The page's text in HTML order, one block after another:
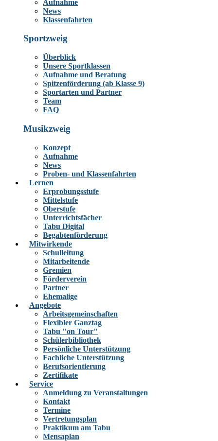
Aufnahme
News
Klassenfahrten
Sportzweig
Überblick
Unsere Sportklassen
Aufnahme und Beratung
Spitzenförderung (ab Klasse 9)
Sportarten und Partner
Team
FAQ
Musikzweig
Konzept
Aufnahme
News
Proben- und Klassenfahrten
Lernen
Erprobungsstufe
Mittelstufe
Oberstufe
Unterrichtsfächer
Tabu Digital
Begabtenförderung
Mitwirkende
Schulleitung
Mitarbeitende
Gremien
Förderverein
Partner
Ehemalige
Angebote
Arbeitsgemeinschaften
Flexibler Ganztag
Tabu "on Tour"
Schülerbibliothek
Persönliche Unterstützung
Fachliche Unterstützung
Berufsorientierung
Zertifikate
Service
Anmeldung zu Veranstaltungen
Kontakt
Termine
Vertretungsplan
Praktikum am Tabu
Mensaplan